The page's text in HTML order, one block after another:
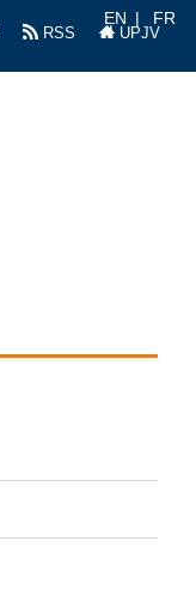
RSS UPJV
EN FR